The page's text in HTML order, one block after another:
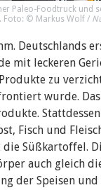
Paleo-Foodtruck und
Foto: © Markus Wolf /
Deutschlands
mit leckeren
zu
wurde.
Fisch und
die Süßkartoffel.
auch gleich
der Speisen